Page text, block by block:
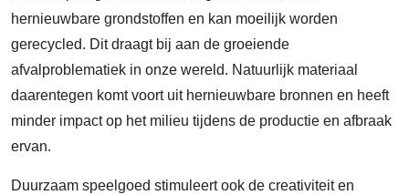
hernieuwbare grondstoffen en kan moeilijk worden
gerecycled. Dit draagt bij aan de groeiende
afvalproblematiek in onze wereld. Natuurlijk materiaal
daarentegen komt voort uit hernieuwbare bronnen en heeft
minder impact op het milieu tijdens de productie en afbraak
ervan.
Duurzaam speelgoed stimuleert ook de creativiteit en